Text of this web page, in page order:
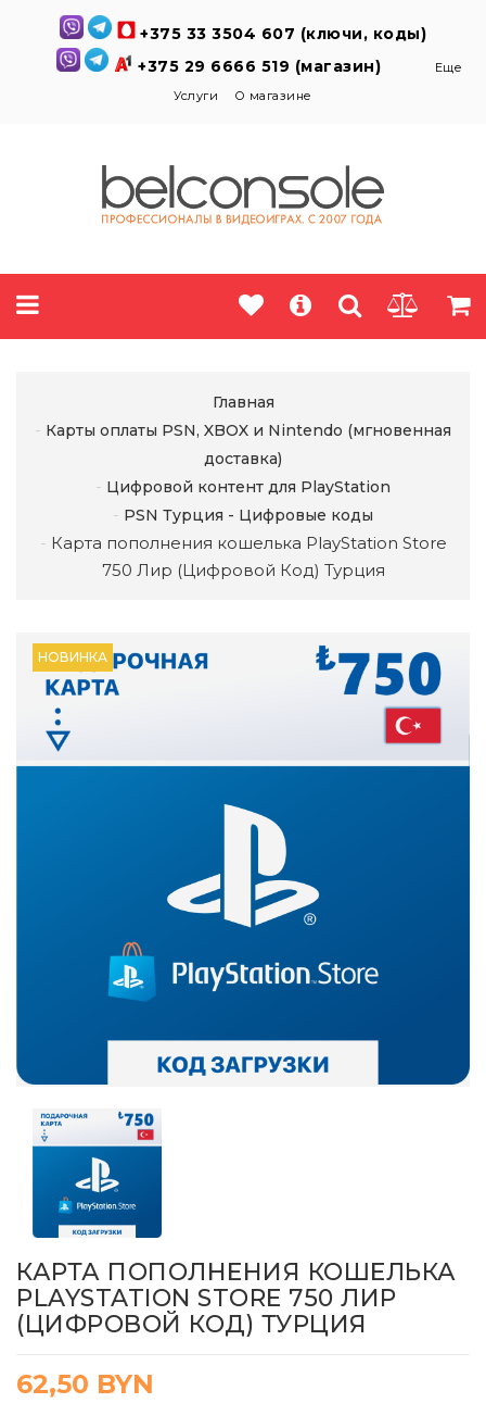
+375 33 3504 607 (ключи, коды)
+375 29 6666 519 (магазин)
Еще
Услуги
О магазине
Главная
Карты оплаты PSN, XBOX и Nintendo (мгновенная
доставка)
Цифровой контент для PlayStation
PSN Турция - Цифровые коды
Карта пополнения кошелька PlayStation Store
750 Лир (Цифровой Код) Турция
НОВИНКА
КАРТА ПОПОЛНЕНИЯ КОШЕЛЬКА
PLAYSTATION STORE 750 ЛИР
(ЦИФРОВОЙ КОД) ТУРЦИЯ
62,50 BYN